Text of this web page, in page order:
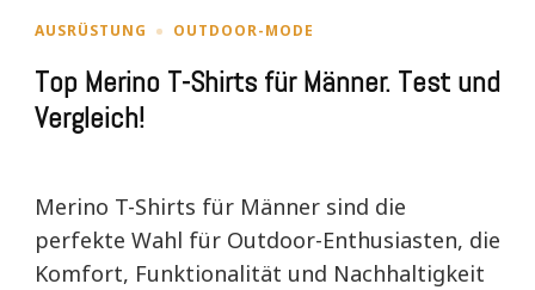
AUSRÜSTUNG OUTDOOR-MODE
Top Merino T-Shirts für Männer. Test und
Vergleich!
Merino T-Shirts für Männer sind die
perfekte Wahl für Outdoor-Enthusiasten, die
Komfort, Funktionalität und Nachhaltigkeit